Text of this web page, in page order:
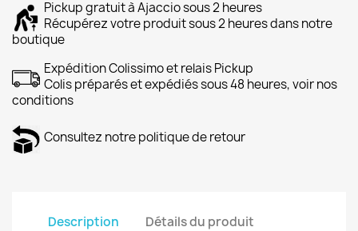
Pickup gratuit à Ajaccio sous 2 heures
Récupérez votre produit sous 2 heures dans notre
boutique
Expédition Colissimo et relais Pickup
Colis préparés et expédiés sous 48 heures, voir nos
conditions
Consultez notre politique de retour
Description Détails du produit